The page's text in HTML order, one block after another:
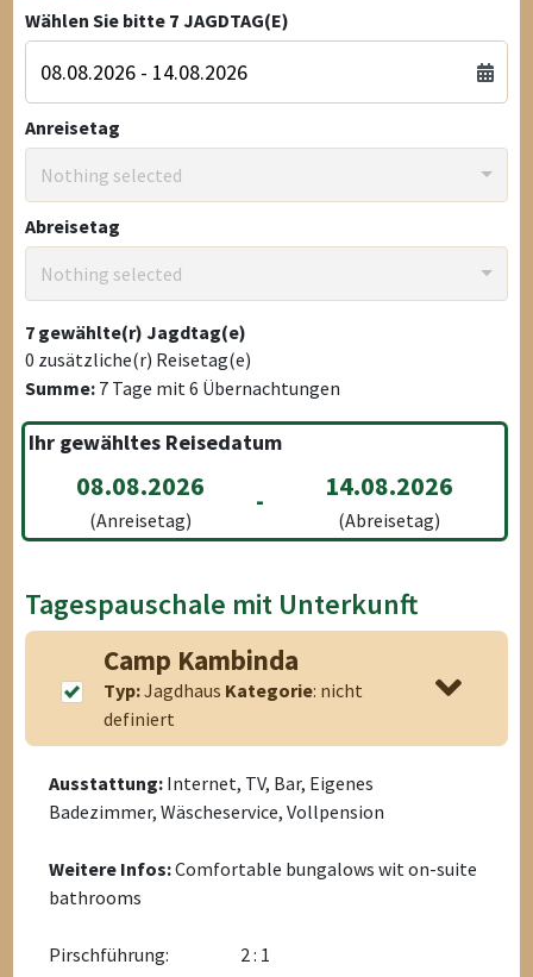
Wählen Sie bitte 7 JAGDTAG(E)
Anreisetag
Nothing selected
Abreisetag
Nothing selected
7 gewählte(r) Jagdtag(e)
0 zusätzliche(r) Reisetag(e)
Summe: 7 Tage mit6 Übernachtungen
Ihr gewähltes Reisedatum
08.08.2026
(Anreisetag)
- 14.08.2026
(Abreisetag)
Tagespauschale mit Unterkunft
Camp Kambinda
Typ:Jagdhaus Kategorie: nicht
definiert
Ausstattung: Internet, TV, Bar, Eigenes
Badezimmer, Wäscheservice, Vollpension
Weitere Infos:Comfortable bungalows wit on-suite
bathrooms
Pirschführung: 2 : 1